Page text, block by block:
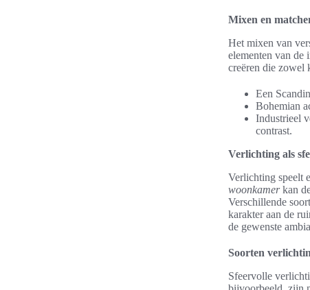
Mixen en
Het mixen van
elementen van de
creëren die zowel
Een
Bohemian
Industrieel
contrast.
Verlichting als
Verlichting speelt
woonkamerkan
Verschillende
karakter aan de
de gewenste
Soorten
Sfeervolle